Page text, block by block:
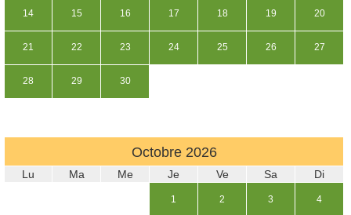
14 15 16 17 18 19 20
21 22 23 24 25 26 27
28 29 30
Octobre 2026
Lu Ma Me Je Ve Sa Di
1 2 3 4